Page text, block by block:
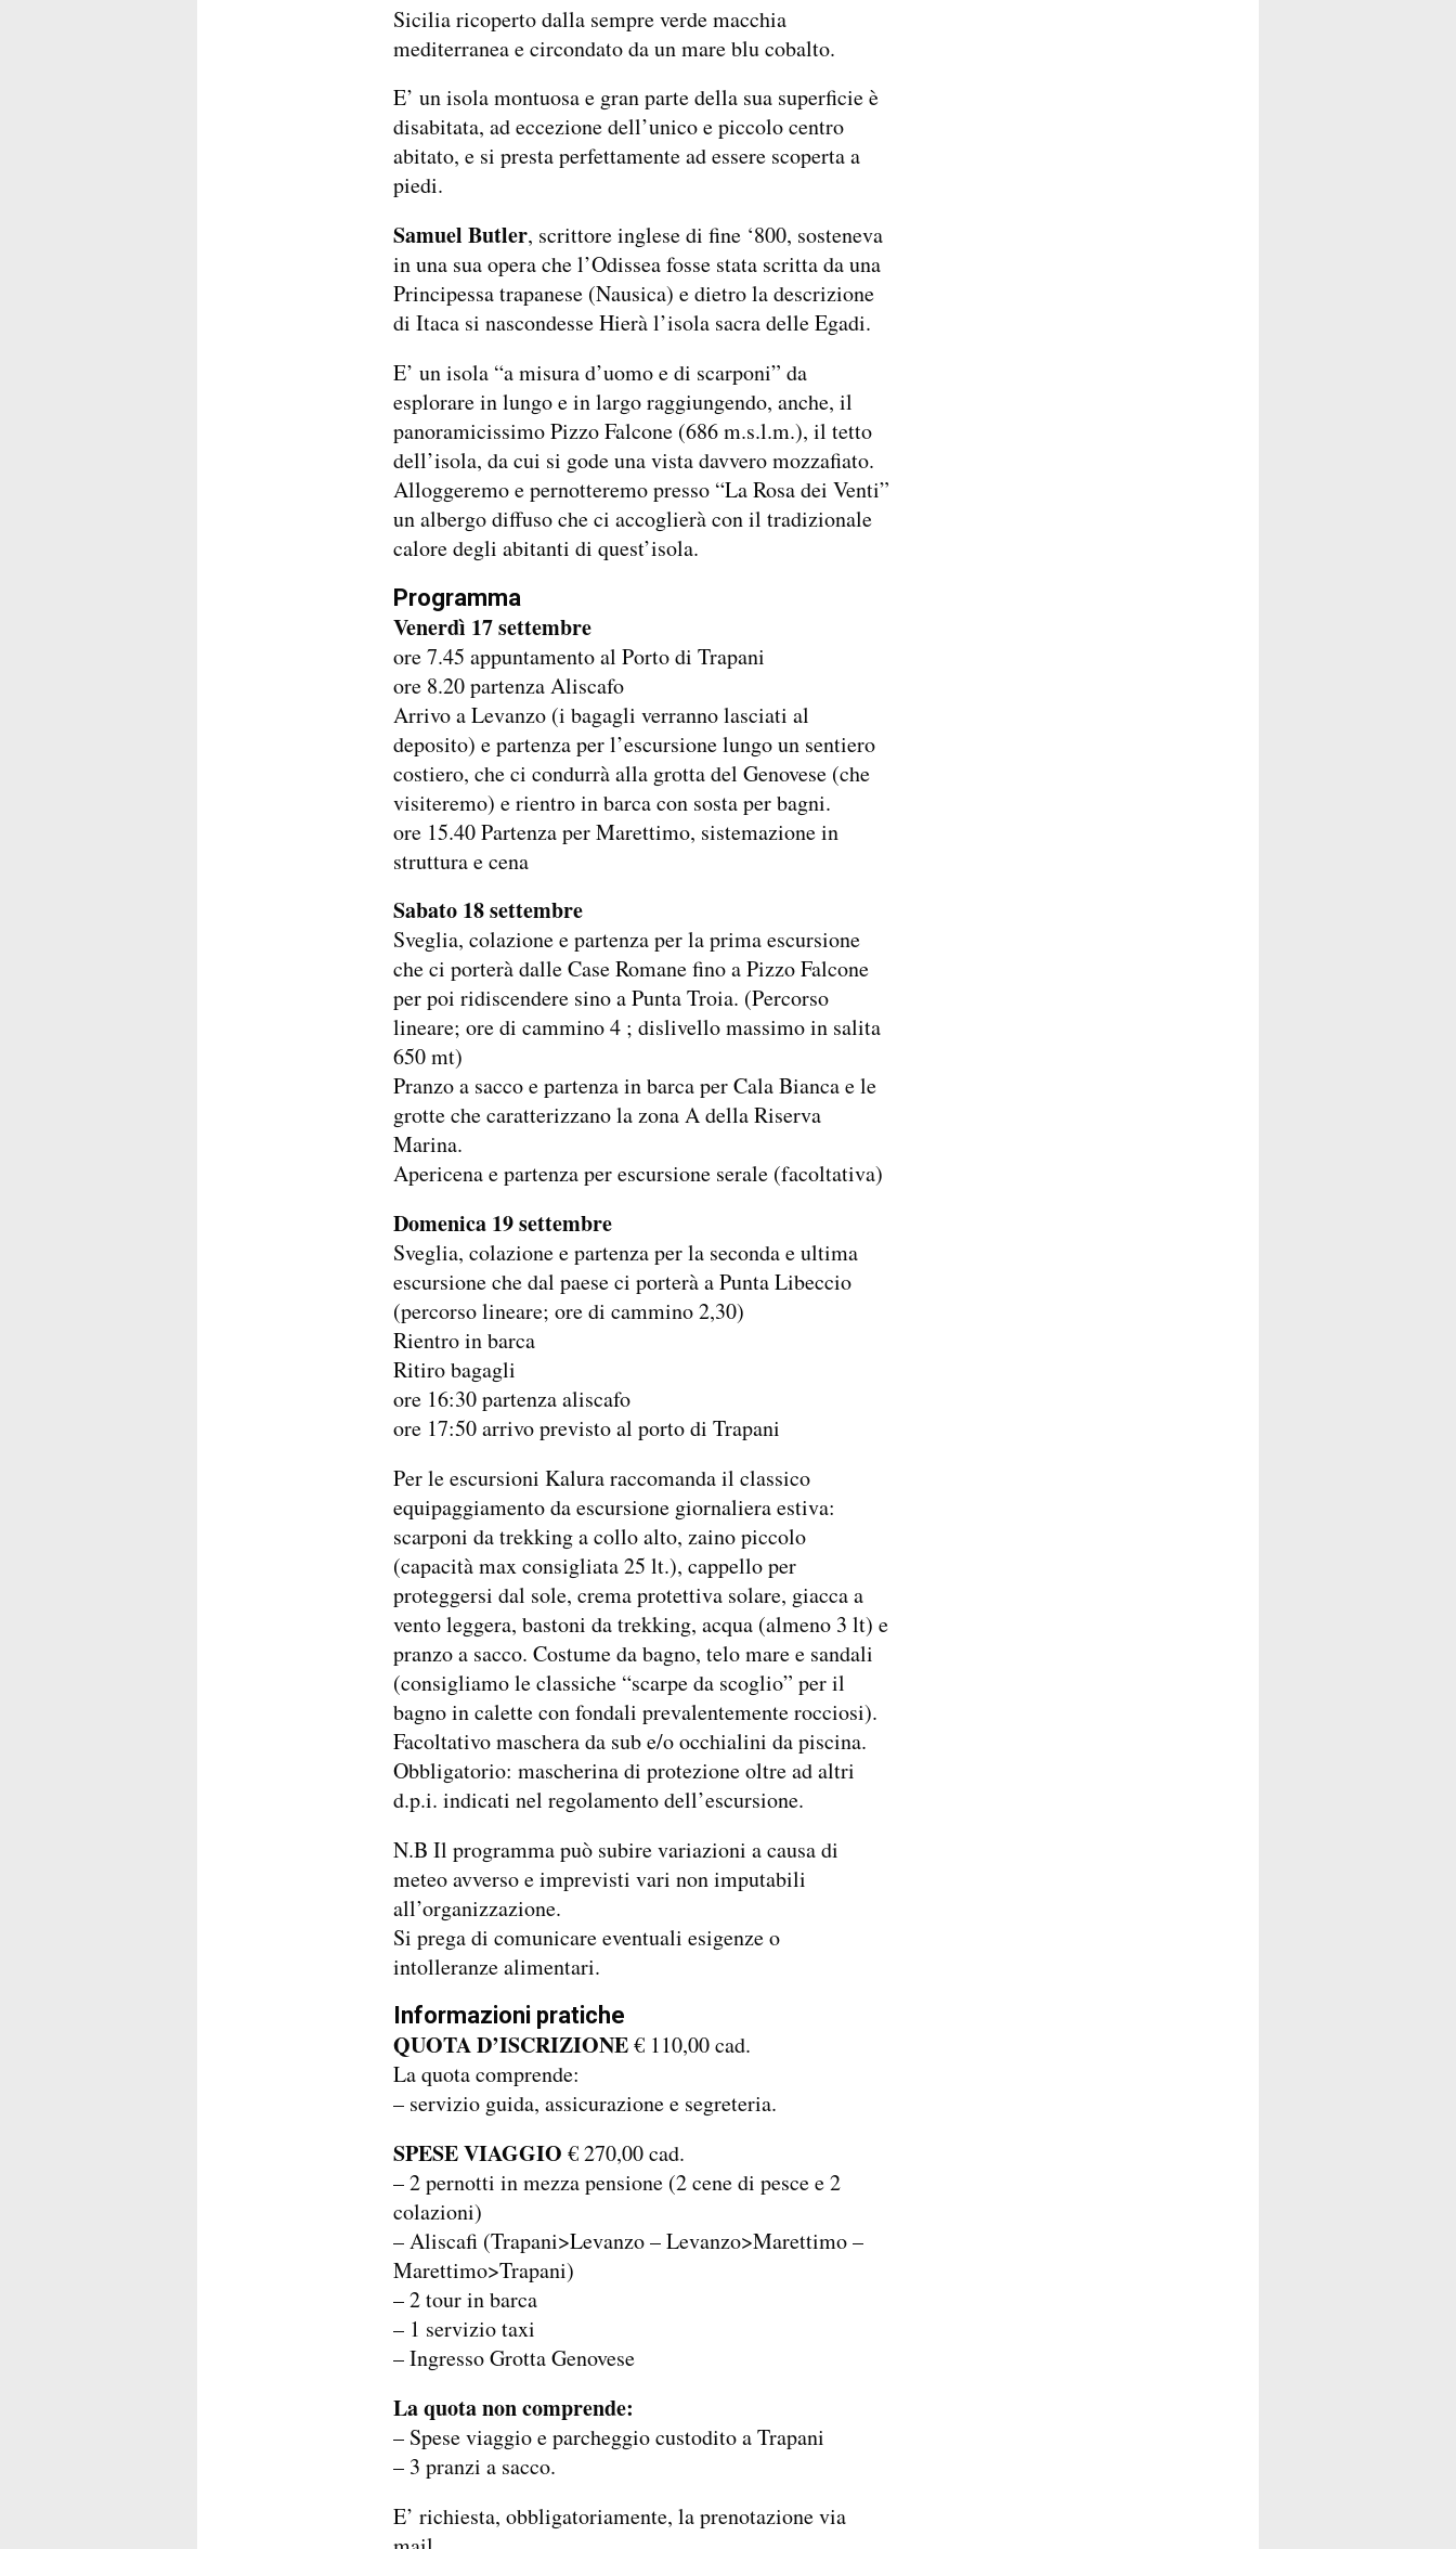
Sicilia ricoperto dalla sempre verde macchia
mediterranea e circondato da un mare blu cobalto.
E’ un isola montuosa e gran parte della sua superficie è
disabitata, ad eccezione dell’unico e piccolo centro
abitato, e si presta perfettamente ad essere scoperta a
piedi.
Samuel Butler, scrittore inglese di fine ‘800, sosteneva
in una sua opera che l’Odissea fosse stata scritta da una
Principessa trapanese (Nausica) e dietro la descrizione
di Itaca si nascondesse Hierà l’isola sacra delle Egadi.
E’ un isola “a misura d’uomo e di scarponi” da
esplorare in lungo e in largo raggiungendo, anche, il
panoramicissimo Pizzo Falcone (686 m.s.l.m.), il tetto
dell’isola, da cui si gode una vista davvero mozzafiato.
Alloggeremo e pernotteremo presso “La Rosa dei Venti”
un albergo diffuso che ci accoglierà con il tradizionale
calore degli abitanti di quest’isola.
Programma
Venerdì 17 settembre
ore 7.45 appuntamento al Porto di Trapani
ore 8.20 partenza Aliscafo
Arrivo a Levanzo (i bagagli verranno lasciati al
deposito) e partenza per l’escursione lungo un sentiero
costiero, che ci condurrà alla grotta del Genovese (che
visiteremo) e rientro in barca con sosta per bagni.
ore 15.40 Partenza per Marettimo, sistemazione in
struttura e cena
Sabato 18 settembre
Sveglia, colazione e partenza per la prima escursione
che ci porterà dalle Case Romane fino a Pizzo Falcone
per poi ridiscendere sino a Punta Troia. (Percorso
lineare; ore di cammino 4 ; dislivello massimo in salita
650 mt)
Pranzo a sacco e partenza in barca per Cala Bianca e le
grotte che caratterizzano la zona A della Riserva
Marina.
Apericena e partenza per escursione serale (facoltativa)
Domenica 19 settembre
Sveglia, colazione e partenza per la seconda e ultima
escursione che dal paese ci porterà a Punta Libeccio
(percorso lineare; ore di cammino 2,30)
Rientro in barca
Ritiro bagagli
ore 16:30 partenza aliscafo
ore 17:50 arrivo previsto al porto di Trapani
Per le escursioni Kalura raccomanda il classico
equipaggiamento da escursione giornaliera estiva:
scarponi da trekking a collo alto, zaino piccolo
(capacità max consigliata 25 lt.), cappello per
proteggersi dal sole, crema protettiva solare, giacca a
vento leggera, bastoni da trekking, acqua (almeno 3 lt) e
pranzo a sacco. Costume da bagno, telo mare e sandali
(consigliamo le classiche “scarpe da scoglio” per il
bagno in calette con fondali prevalentemente rocciosi).
Facoltativo maschera da sub e/o occhialini da piscina.
Obbligatorio: mascherina di protezione oltre ad altri
d.p.i. indicati nel regolamento dell’escursione.
N.B Il programma può subire variazioni a causa di
meteo avverso e imprevisti vari non imputabili
all’organizzazione.
Si prega di comunicare eventuali esigenze o
intolleranze alimentari.
Informazioni pratiche
QUOTA D’ISCRIZIONE€ 110,00 cad.
La quota comprende:
– servizio guida, assicurazione e segreteria.
SPESE VIAGGIO € 270,00 cad.
– 2 pernotti in mezza pensione (2 cene di pesce e 2
colazioni)
– Aliscafi (Trapani>Levanzo – Levanzo>Marettimo –
Marettimo>Trapani)
– 2 tour in barca
– 1 servizio taxi
– Ingresso Grotta Genovese
La quota non comprende:
– Spese viaggio e parcheggio custodito a Trapani
– 3 pranzi a sacco.
E’ richiesta, obbligatoriamente, la prenotazione via